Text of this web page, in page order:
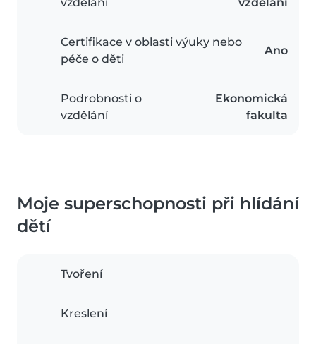
Certifikace v oblasti výuky nebo
péče o děti
Ano
Podrobnosti o
vzdělání
Ekonomická
fakulta
Moje superschopnosti při hlídání
dětí
Tvoření
Kreslení